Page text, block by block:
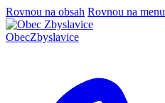
Rovnou na obsah Rovnou na menu
ObecZbyslavice